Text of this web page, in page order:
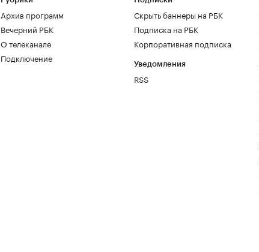
Архив программ
Вечерний РБК
О телеканале
Подключение
Скрыть баннеры на РБК
Подписка на РБК
Корпоративная подписка
Уведомления
RSS